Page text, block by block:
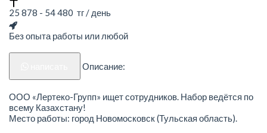
25 878 - 54 480 тг / день
Без опыта работы или любой
Описание:
ООО «Лертеко-Групп» ищет сотрудников. Набор ведётся по
всему Казахстану!
Место работы: город Новомосковск (Тульская область).